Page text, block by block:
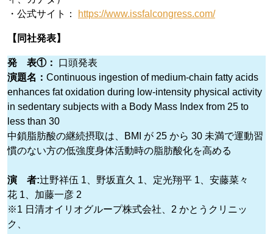
・公式サイト：
https://www.issfalcongress.com/
【同社発表】
発 表①：
口頭発表
演題名： Continuous ingestion of medium-chain fatty acids
enhances fat oxidation during low-intensity physical activity
in sedentary subjects with a Body Mass Index from 25 to
less than 30
中鎖脂肪酸の継続摂取は、BMI が 25 から 30 未満で運動習
慣のない方の低強度身体活動時の脂肪酸化を高める
演 者:辻野祥伍 1、野坂直久 1、定光翔平 1、安藤菜々
花 1、加藤一彦 2
※1 日清オイリオグループ株式会社、2 かとうクリニッ
ク、